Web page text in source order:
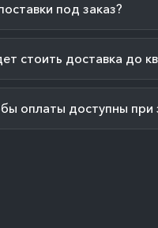
под заказ?
стоить доставка до
оплаты доступны при